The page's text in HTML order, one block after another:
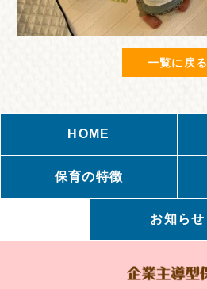
一覧に戻る
HOME
保育の特徴
お知らせ